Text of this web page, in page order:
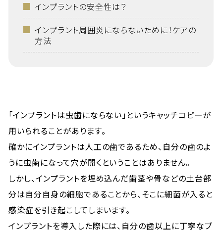
インプラントの安全性は？
インプラント周囲炎にならないために！ケアの
方法
「インプラントは虫歯にならない」というキャッチコピーが
用いられることがあります。
確かにインプラントは人工の歯であるため、自分の歯のよ
うに虫歯になって穴が開くということはありません。
しかし、インプラントを埋め込んだ歯茎や骨などの土台部
分は自分自身の細胞であることから、そこに細菌が入ると
感染症を引き起こしてしまいます。
インプラントを導入した際には、自分の歯以上に丁寧なブ